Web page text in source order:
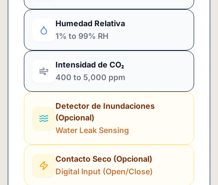
Humedad Relativa
1% to 99% RH
Intensidad de CO₂
400 to 5,000 ppm
Detector de Inundaciones
(Opcional)
Water Leak Sensing
Contacto Seco (Opcional)
Digital Input (Open/Close)